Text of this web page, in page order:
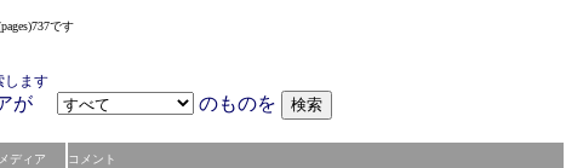
です
します
が のものを
メディア コメント